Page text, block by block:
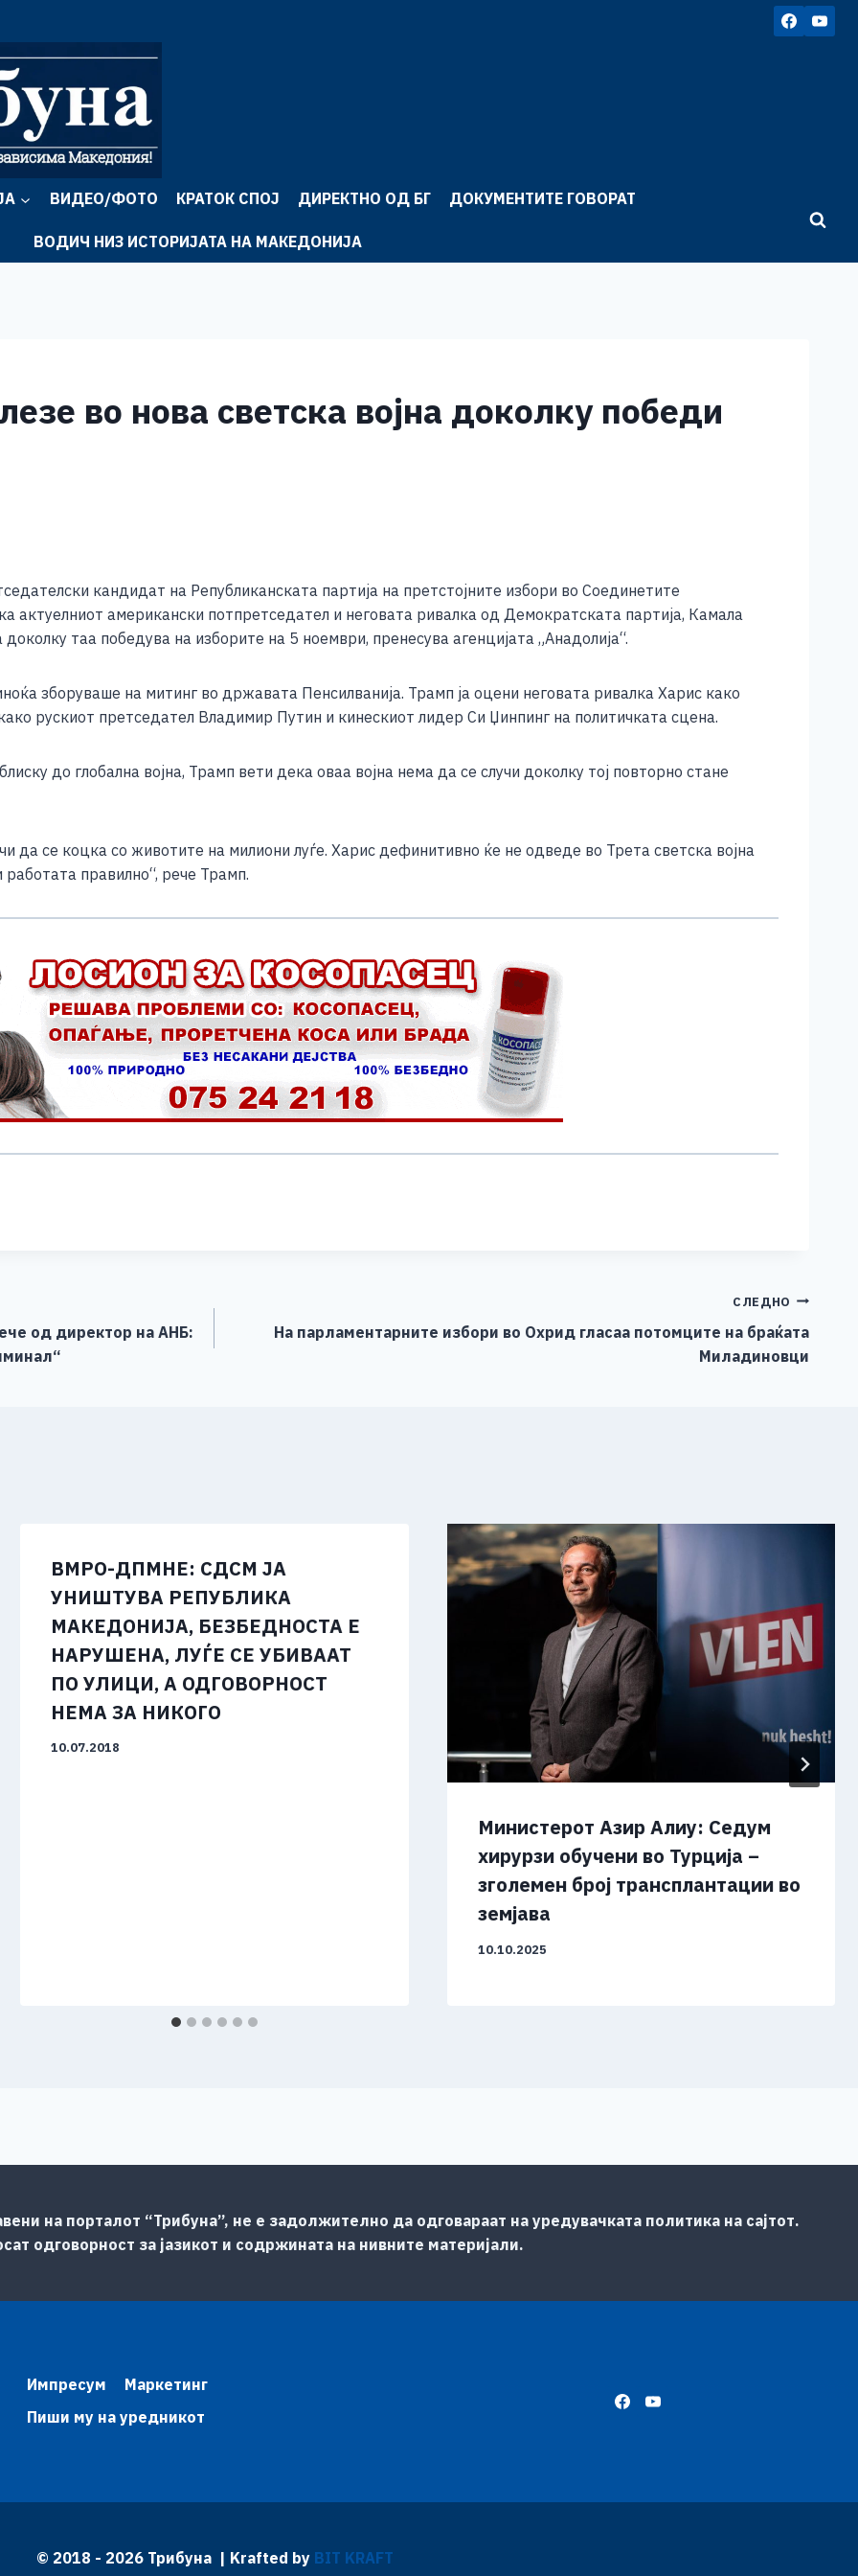
ВИДЕО/ФОТО КРАТОК СПОЈ ДИРЕКТНО ОД БГ ДОКУМЕНТИТЕ ГОВОРАТ
ВОДИЧ НИЗ ИСТОРИЈАТА НА МАКЕДОНИЈА
во нова светска војна доколку победи
кандидат на Републиканската партија на претстојните избори во Соединетите
американски потпретседател и неговата ривалка од Демократската партија, Камала
таа победува на изборите на 5 ноември, пренесува агенцијата „Анадолија“.
зборуваше на митинг во државата Пенсилванија. Трамп ја оцени неговата ривалка Харис како
рускиот претседател Владимир Путин и кинескиот лидер Си Џинпинг на политичката сцена.
до глобална војна, Трамп вети дека оваа војна нема да се случи доколку тој повторно стане
да се коцка со животите на милиони луѓе. Харис дефинитивно ќе не одведе во Трета светска војна
правилно“, рече Трамп.
од директор на АНБ:
СЛЕДНО
На парламентарните избори во Охрид гласаа потомците на браќата
Миладиновци
ВМРО-ДПМНЕ: СДСМ ЈА
УНИШТУВА РЕПУБЛИКА
МАКЕДОНИЈА, БЕЗБЕДНОСТА Е
НАРУШЕНА, ЛУЃЕ СЕ УБИВААТ
ПО УЛИЦИ, А ОДГОВОРНОСТ
НЕМА ЗА НИКОГО
10.07.2018
Министерот Азир Алиу: Седум
хирурзи обучени во Турција –
зголемен број трансплантации во
земјава
10.10.2025
на порталот “Трибуна”, не е задолжително да одговараат на уредувачката политика на сајтот.
одговорност за јазикот и содржината на нивните материјали.
Импресум
Маркетинг
Пиши му на уредникот
© 2018 - 2026 Трибуна | Krafted by BIT KRAFT